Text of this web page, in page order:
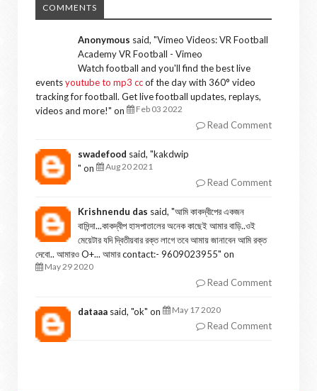
COMMENTS
Anonymous said, "Vimeo Videos: VR Football
Academy VR Football - Vimeo
Watch football and you'll find the best live
eventsyoutube to mp3 ccof the day with 360° video
tracking for football. Get live football updates, replays,
videos and more!" on Feb 03 2022
Read Comment
swadefood said, "kakdwip
" on
Aug 20 2021
Read Comment
Krishnendu das said, "আমি কাকদ্বীপের একজন
বাসিন্দা...কাকদ্বীপ হাসপাতালের অনেক কাছেই আমার বাড়ি..ওই
মেয়েটার যদি দ্বিতীয়বার রক্ত লাগে তবে আমায় জানাবেন আমি রক্ত
দেবো.. আমারও O+... আমার contact:- 9609023955" on
May 29 2020
Read Comment
dataaa said, "ok" on May 17 2020
Read Comment